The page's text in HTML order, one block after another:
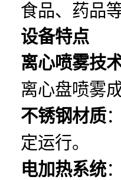
食品、药品
设备特点
离心喷雾技
离心盘喷雾
不锈钢材质
定运行。
电加热系统